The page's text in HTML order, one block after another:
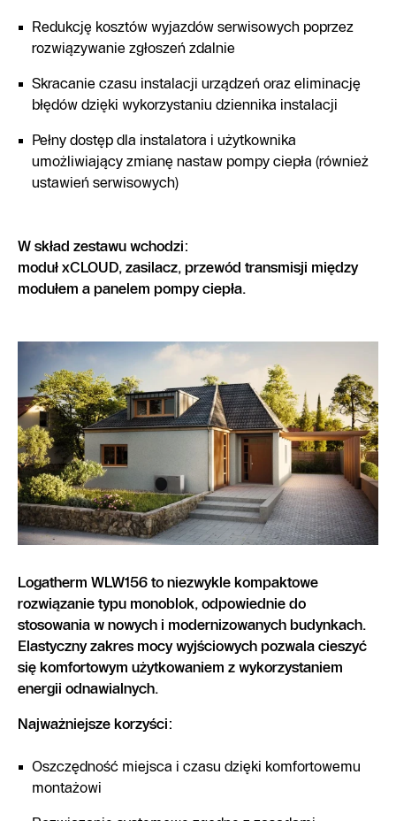
Redukcję kosztów wyjazdów serwisowych poprzez
rozwiązywanie zgłoszeń zdalnie
Skracanie czasu instalacji urządzeń oraz eliminację
błędów dzięki wykorzystaniu dziennika instalacji
Pełny dostęp dla instalatora i użytkownika
umożliwiający zmianę nastaw pompy ciepła (również
ustawień serwisowych)
W skład zestawu wchodzi:
moduł xCLOUD, zasilacz, przewód transmisji między
modułem a panelem pompy ciepła.
Logatherm WLW156 to niezwykle kompaktowe
rozwiązanie typu monoblok, odpowiednie do
stosowania w nowych i modernizowanych budynkach.
Elastyczny zakres mocy wyjściowych pozwala cieszyć
się komfortowym użytkowaniem z wykorzystaniem
energii odnawialnych.
Najważniejsze korzyści:
Oszczędność miejsca i czasu dzięki komfortowemu
montażowi